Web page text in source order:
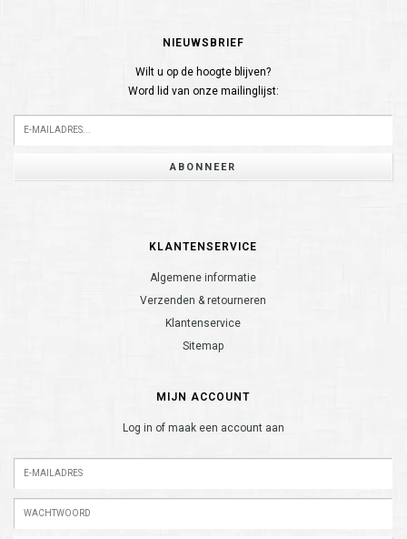
NIEUWSBRIEF
Wilt u op de hoogte blijven?
Word lid van onze mailinglijst:
ABONNEER
KLANTENSERVICE
Algemene informatie
Verzenden & retourneren
Klantenservice
Sitemap
MIJN ACCOUNT
Log in of maak een account aan